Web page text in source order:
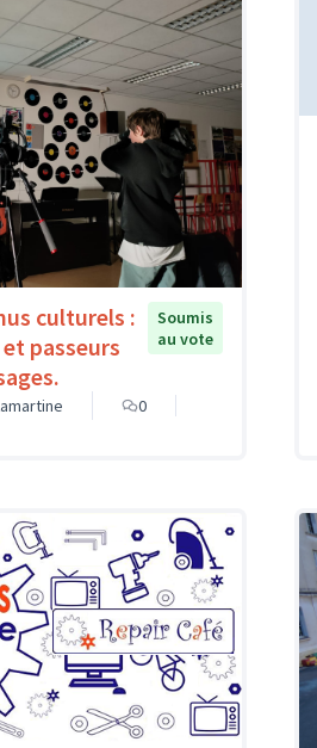
culturels :
passeurs
Soumis
au vote
0